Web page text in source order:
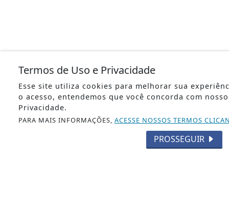
Sobre|
Expediente|
Termos de Uso e Privacidade
|
Termos de Uso e Privacidade
Esse site utiliza cookies para melhorar sua
o acesso, entendemos que você concorda com
Privacidade.
PARA MAIS INFORMAÇÕES, ACESSE NOSSOS TERMOS
PROSSEGUIR